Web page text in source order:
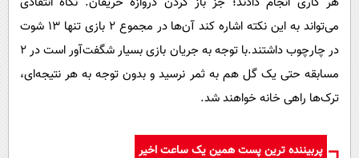
می‌تواند به این نکته اشاره کند آن‌ها در مجموع ۲ بازی تنها ۱۳ شوت
در چارچوب داشتند.با توجه به جریان بازی بسیار شگفت‌آور است در ۲
مسابقه حتی یک گل هم به ثمر نرسید و بدون توجه به هر نتیجه‌ای،
ترک‌ها راهی خانه خواهند شد.
پربیننده ترین پست همین یک ساعت اخیر